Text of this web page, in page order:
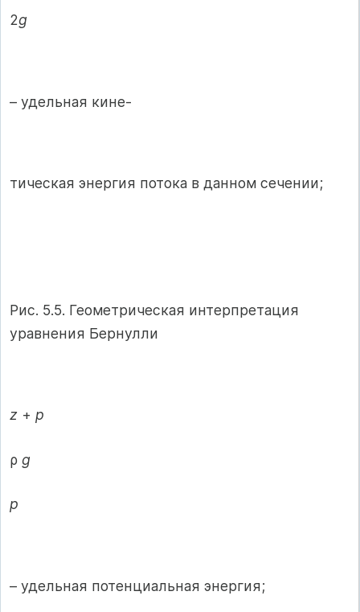
2g
– удельная кине-
тическая энергия потока в данном сечении;
Рис. 5.5. Геометрическая интерпретация
уравнения Бернулли
z + p
ρ g
p
– удельная потенциальная энергия;